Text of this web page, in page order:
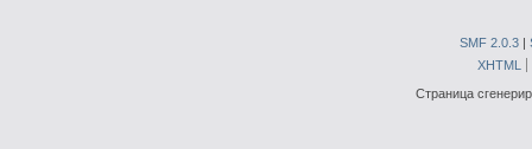
SMF 2.0.3|
XHTML
Страница